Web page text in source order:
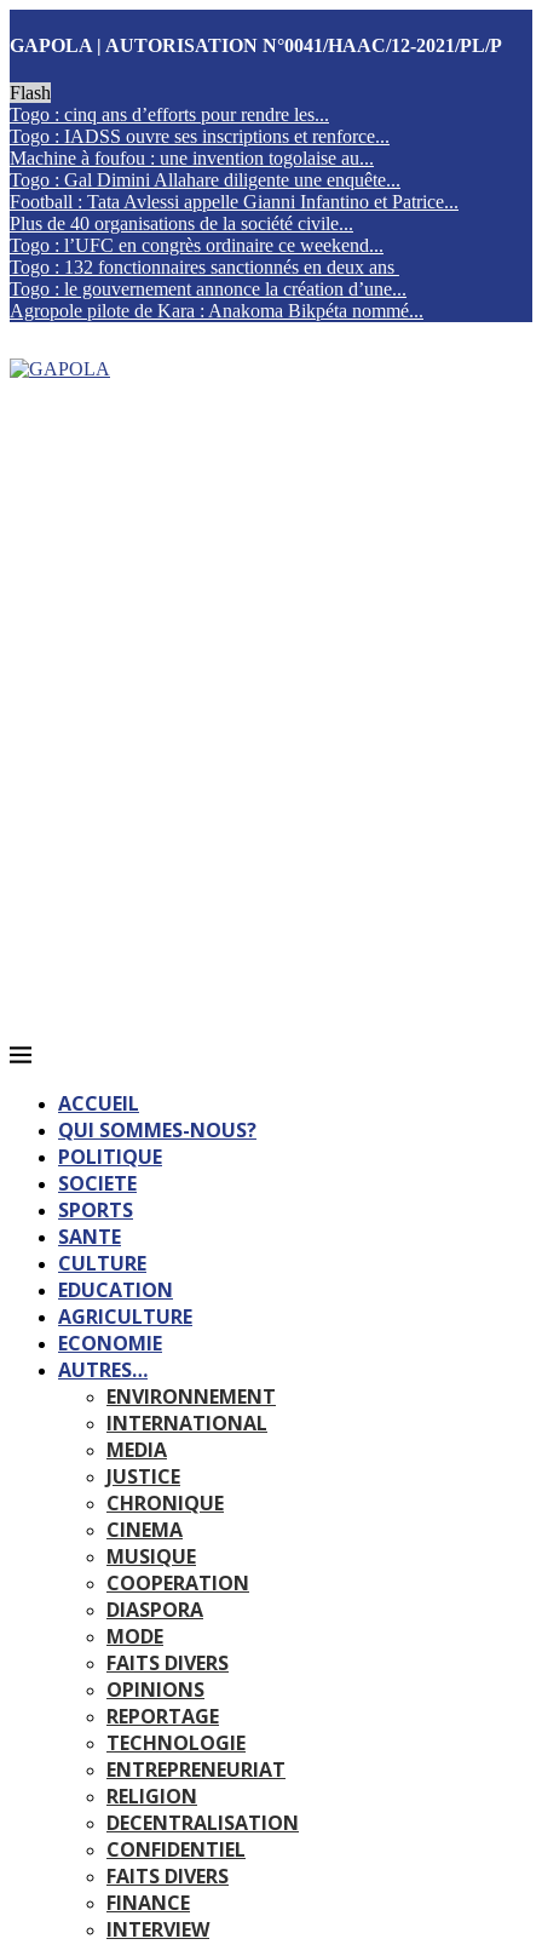
GAPOLA | AUTORISATION N°0041/HAAC/12-2021/PL/P
Flash
Togo : cinq ans d’efforts pour rendre les...
Togo : IADSS ouvre ses inscriptions et renforce...
Machine à foufou : une invention togolaise au...
Togo : Gal Dimini Allahare diligente une enquête...
Football : Tata Avlessi appelle Gianni Infantino et Patrice...
Plus de 40 organisations de la société civile...
Togo : l’UFC en congrès ordinaire ce weekend...
Togo : 132 fonctionnaires sanctionnés en deux ans
Togo : le gouvernement annonce la création d’une...
Agropole pilote de Kara : Anakoma Bikpéta nommé...
ACCUEIL
QUI SOMMES-NOUS?
POLITIQUE
SOCIETE
SPORTS
SANTE
CULTURE
EDUCATION
AGRICULTURE
ECONOMIE
AUTRES…
ENVIRONNEMENT
INTERNATIONAL
MEDIA
JUSTICE
CHRONIQUE
CINEMA
MUSIQUE
COOPERATION
DIASPORA
MODE
FAITS DIVERS
OPINIONS
REPORTAGE
TECHNOLOGIE
ENTREPRENEURIAT
RELIGION
DECENTRALISATION
CONFIDENTIEL
FAITS DIVERS
FINANCE
INTERVIEW